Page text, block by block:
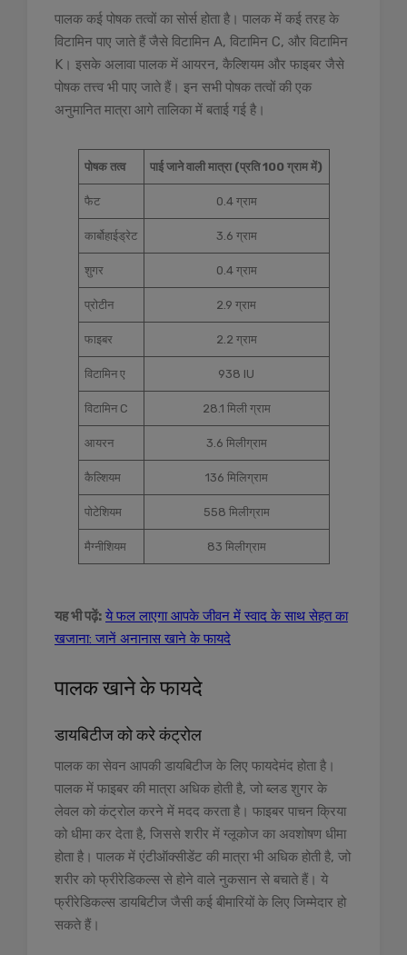
पालक कई पोषक तत्वों का सोर्स होता है। पालक में कई तरह के
विटामिन पाए जाते हैं जैसे विटामिन A, विटामिन C, और विटामिन
K। इसके अलावा पालक में आयरन, कैल्शियम और फाइबर जैसे
पोषक तत्त्व भी पाए जाते हैं। इन सभी पोषक तत्वों की एक
अनुमानित मात्रा आगे तालिका में बताई गई है।
पोषक तत्व पाई जाने वाली मात्रा (प्रति 100 ग्राम में)
फैट 0.4 ग्राम
कार्बोहाईड्रेट 3.6 ग्राम
शुगर 0.4 ग्राम
प्रोटीन 2.9 ग्राम
फाइबर 2.2 ग्राम
विटामिन ए 938 IU
विटामिन C 28.1 मिली ग्राम
आयरन 3.6 मिलीग्राम
कैल्शियम 136 मिलिग्राम
पोटेशियम 558 मिलीग्राम
मैग्नीशियम 83 मिलीग्राम
यह भी पढ़ें: ये फल लाएगा आपके जीवन में स्वाद के साथ सेहत का
खजाना: जानें अनानास खाने के फायदे
पालक खाने के फायदे
डायबिटीज को करे कंट्रोल
पालक का सेवन आपकी डायबिटीज के लिए फायदेमंद होता है।
पालक में फाइबर की मात्रा अधिक होती है, जो ब्लड शुगर के
लेवल को कंट्रोल करने में मदद करता है। फाइबर पाचन क्रिया
को धीमा कर देता है, जिससे शरीर में ग्लूकोज का अवशोषण धीमा
होता है। पालक में एंटीऑक्सीडेंट की मात्रा भी अधिक होती है, जो
शरीर को फ्रीरेडिकल्स से होने वाले नुकसान से बचाते हैं। ये
फ्रीरेडिकल्स डायबिटीज जैसी कई बीमारियों के लिए जिम्मेदार हो
सकते हैं।